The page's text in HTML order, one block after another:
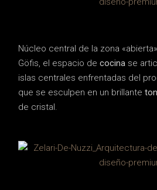
Núcleo central de la zona
Göfis, el espacio decocina se
islas centrales enfrentadas del
que se esculpen en un brillante
de cristal.